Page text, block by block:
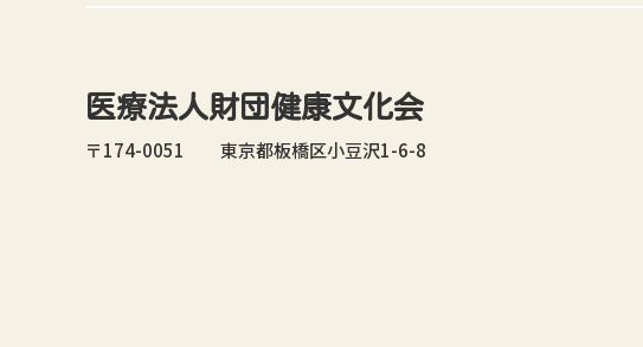
医療法人財団健康文化会
〒174-0051 東京都板橋区小豆沢1-6-8